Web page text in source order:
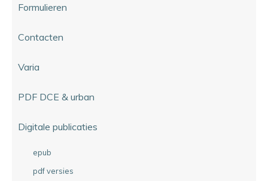
Formulieren
Contacten
Varia
PDF DCE & urban
Digitale publicaties
epub
pdf versies